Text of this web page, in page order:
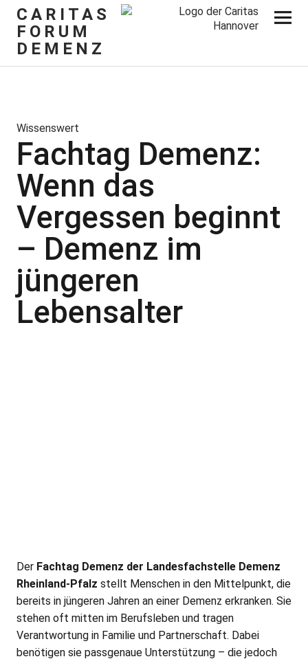
CARITAS
FORUM
DEMENZ
Wissenswert
Fachtag Demenz:
Wenn das
Vergessen beginnt
– Demenz im
jüngeren
Lebensalter
Der Fachtag Demenz der Landesfachstelle Demenz
Rheinland-Pfalz stellt Menschen in den Mittelpunkt, die
bereits in jüngeren Jahren an einer Demenz erkranken. Sie
stehen oft mitten im Berufsleben und tragen
Verantwortung in Familie und Partnerschaft. Dabei
benötigen sie passgenaue Unterstützung – die jedoch